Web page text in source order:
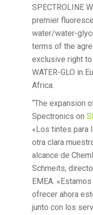
SPECTROLINE
premier
water/water-
terms of the
exclusive right
WATER-GLO in
Africa.
“The expansion
Spectronics on
«Los tintes para
otra clara
alcance de
Schmeits,
EMEA.
ofrecer ahora
junto con los